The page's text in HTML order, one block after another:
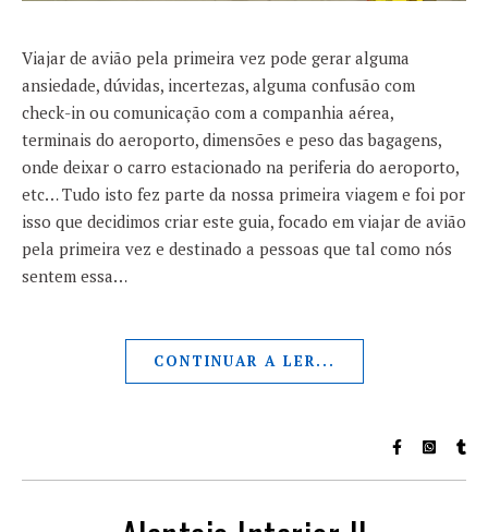
Viajar de avião pela primeira vez pode gerar alguma
ansiedade, dúvidas, incertezas, alguma confusão com
check-in ou comunicação com a companhia aérea,
terminais do aeroporto, dimensões e peso das bagagens,
onde deixar o carro estacionado na periferia do aeroporto,
etc… Tudo isto fez parte da nossa primeira viagem e foi por
isso que decidimos criar este guia, focado em viajar de avião
pela primeira vez e destinado a pessoas que tal como nós
sentem essa…
CONTINUAR A LER...